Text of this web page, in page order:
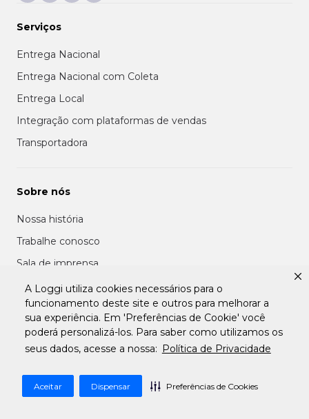
A Loggi utiliza cookies necessários para o
funcionamento deste site e outros para melhorar a
sua experiência. Em 'Preferências de Cookie' você
poderá personalizá-los. Para saber como utilizamos os
seus dados, acesse a nossa: Política de Privacidade
Aceitar Dispensar Preferências de Cookies
Serviços
Entrega Nacional
Entrega Nacional com Coleta
Entrega Local
Integração com plataformas de vendas
Transportadora
Sobre nós
Nossa história
Trabalhe conosco
Sala de imprensa
Central de ajuda
Parcerias
Seja um entregador